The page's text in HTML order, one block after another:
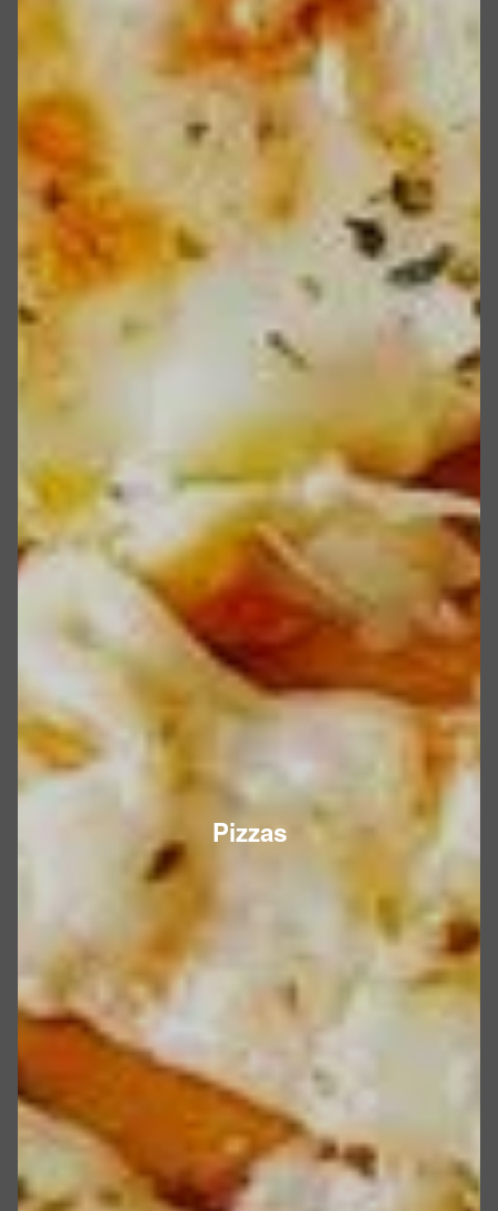
Pizzas